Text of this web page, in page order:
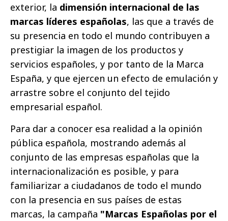
exterior, la dimensión internacional de las
marcas líderes españolas, las que a través de
su presencia en todo el mundo contribuyen a
prestigiar la imagen de los productos y
servicios españoles, y por tanto de la Marca
España, y que ejercen un efecto de emulación y
arrastre sobre el conjunto del tejido
empresarial español.
Para dar a conocer esa realidad a la opinión
pública española, mostrando además al
conjunto de las empresas españolas que la
internacionalización es posible, y para
familiarizar a ciudadanos de todo el mundo
con la presencia en sus países de estas
marcas, la campaña "Marcas Españolas por el